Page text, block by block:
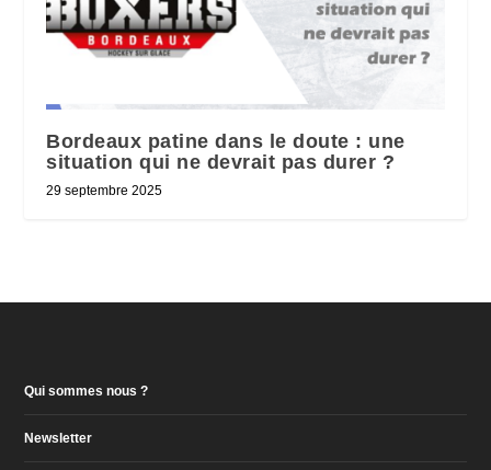
Bordeaux patine dans le doute : une
situation qui ne devrait pas durer ?
29 septembre 2025
Qui sommes nous ?
Newsletter